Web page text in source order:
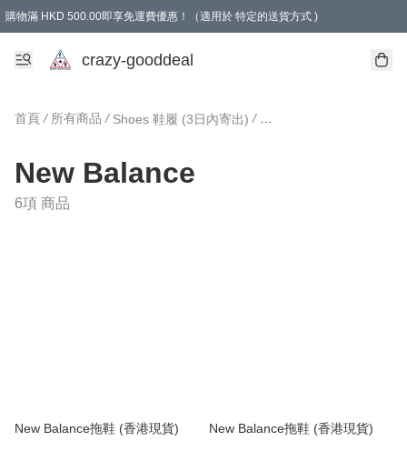
購物滿 HKD 500.00即享免運費優惠！（適用於 特定的送貨方式 )
成為會員可享免費禮品
crazy-gooddeal
首頁 / 所有商品 / Shoes 鞋履 (3日內寄出) /
New Balance
6項 商品
New Balance拖鞋 (香港現貨) New Balance拖鞋 (香港現貨)